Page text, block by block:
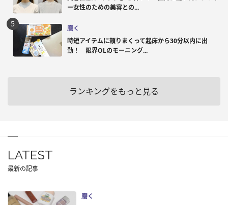
ー女性のための美容との...
磨く
時短アイテムに頼りまくって起床から30分以内に出
勤！ 限界OLのモーニング...
ランキングをもっと見る
LATEST
最新の記事
磨く